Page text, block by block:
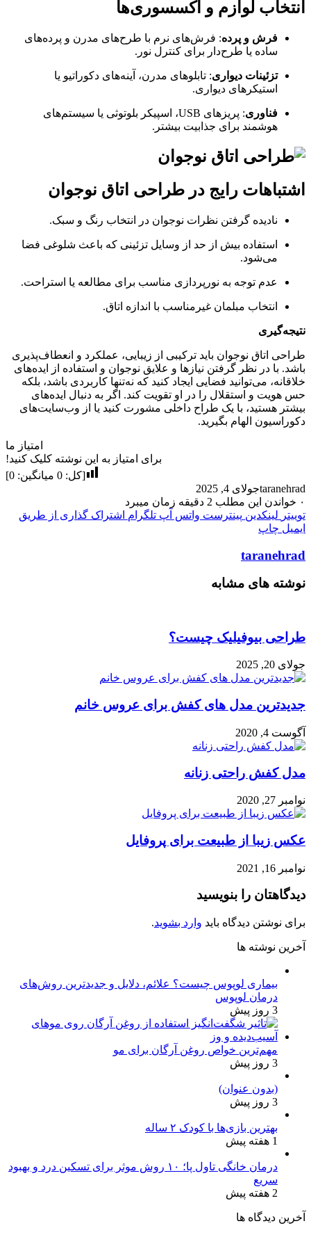
انتخاب لوازم و اکسسوری‌ها
فرش و پرده: فرش‌های نرم با طرح‌های مدرن و پرده‌های
ساده یا طرح‌دار برای کنترل نور.
تزئینات دیواری: تابلوهای مدرن، آینه‌های دکوراتیو یا
استیکرهای دیواری.
فناوری
: پریزهای USB، اسپیکر بلوتوثی یا سیستم‌های
هوشمند برای جذابیت بیشتر.
اشتباهات رایج در طراحی اتاق نوجوان
نادیده گرفتن نظرات نوجوان در انتخاب رنگ و سبک.
استفاده بیش از حد از وسایل تزئینی که باعث شلوغی فضا
می‌شود.
عدم توجه به نورپردازی مناسب برای مطالعه یا استراحت.
انتخاب مبلمان غیرمناسب با اندازه اتاق.
نتیجه‌گیری
طراحی اتاق نوجوان باید ترکیبی از زیبایی، عملکرد و انعطاف‌پذیری
باشد. با در نظر گرفتن نیازها و علایق نوجوان و استفاده از ایده‌های
خلاقانه، می‌توانید فضایی ایجاد کنید که نه‌تنها کاربردی باشد، بلکه
حس هویت و استقلال را در او تقویت کند. اگر به دنبال ایده‌های
بیشتر هستید، با یک طراح داخلی مشورت کنید یا از وب‌سایت‌های
دکوراسیون الهام بگیرید.
امتیاز ما
برای امتیاز به این نوشته کلیک کنید!
[کل: 0 میانگین: 0
]
taranehradجولای 4, 2025
۰ خواندن این مطلب 2 دقیقه زمان میبرد
توییتر لینکدین پینترست واتس آپ تلگرام اشتراک گذاری از طریق
ایمیل چاپ
taranehrad
نوشته های مشابه
طراحی بیوفیلیک چیست؟
جولای 20, 2025
جدیدترین مدل های کفش برای عروس خانم
آگوست 4, 2020
مدل کفش راحتی زنانه
نوامبر 27, 2020
عکس زیبا از طبیعت برای پروفایل
نوامبر 16, 2021
دیدگاهتان را بنویسید
برای نوشتن دیدگاه باید وارد بشوید.
آخرین نوشته ها
بیماری لوپوس چیست؟ علائم، دلایل و جدیدترین روش‌های
درمان لوپوس
3 روز پیش
مهم‌ترین خواص روغن آرگان برای مو
3 روز پیش
(بدون عنوان)
3 روز پیش
بهترین بازی‌ها با کودک ۲ ساله
1 هفته پیش
درمان خانگی تاول پا؛ ۱۰ روش موثر برای تسکین درد و بهبود
سریع
2 هفته پیش
آخرین دیدگاه ها